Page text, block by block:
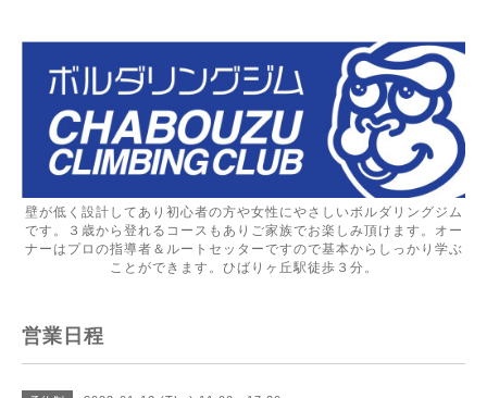
壁が低く設計してあり初心者の方や女性にやさしいボルダリングジム
です。３歳から登れるコースもありご家族でお楽しみ頂けます。オー
ナーはプロの指導者＆ルートセッターですので基本からしっかり学ぶ
ことができます。ひばりヶ丘駅徒歩３分。
営業日程